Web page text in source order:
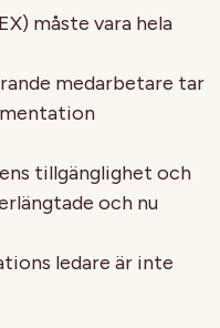
måste vara hela
medarbetare tar
tillgänglighet och
och nu
ledare är inte